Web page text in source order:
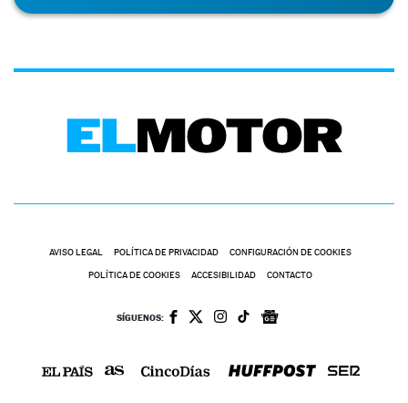
AVISO LEGAL POLÍTICA DE PRIVACIDAD CONFIGURACIÓN DE COOKIES
POLÍTICA DE COOKIES ACCESIBILIDAD CONTACTO
SÍGUENOS: